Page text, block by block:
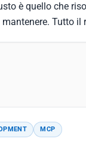
è quello che
Tutto il
MCP